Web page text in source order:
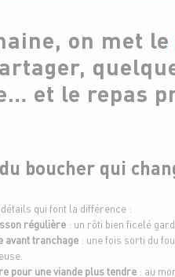
on met le
et le repas
boucher qui
qui font la différence :
régulière : un rôti bien ficelé
avant tranchage : une fois sorti du
pour une viande plus tendre: au